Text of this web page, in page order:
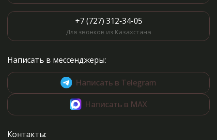
+7 (727) 312-34-05
Для звонков из Казахстана
Написать в мессенджеры:
Написать в Telegram
Написать в MAX
Контакты: